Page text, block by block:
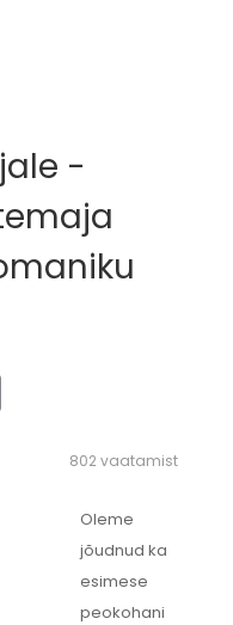
-
802 vaatamist
Oleme
jõudnud ka
esimese
peokohani